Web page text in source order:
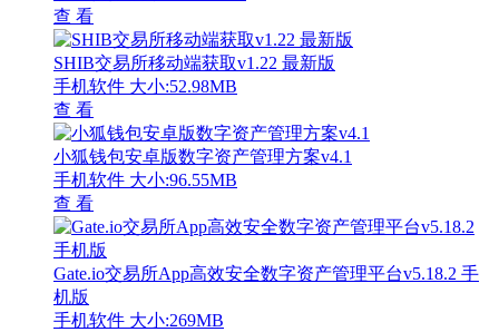
查 看
SHIB交易所移动端获取v1.22 最新版
手机软件 大小:52.98MB
查 看
小狐钱包安卓版数字资产管理方案v4.1
手机软件 大小:96.55MB
查 看
Gate.io交易所App高效安全数字资产管理平台v5.18.2 手
机版
手机软件 大小:269MB